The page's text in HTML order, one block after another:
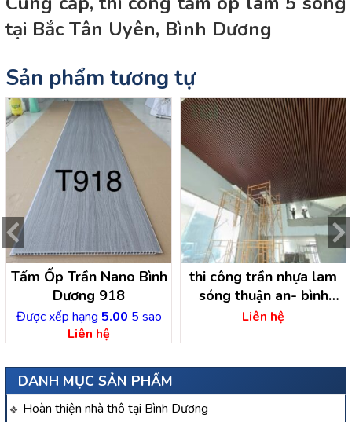
DANH MỤC SẢN PHẨM
Hoàn thiện nhà thô tại Bình Dương
tại Bắc Tân Uyên, Bình Dương
Sản phẩm tương tự
Tấm Ốp Trần Nano Bình
Dương 918
Được xếp hạng 5.00 5 sao
Liên hệ
thi công trần nhựa lam
sóng thuận an- bình
dương
Liên hệ